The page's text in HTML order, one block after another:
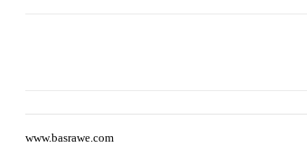
www.basrawe.com